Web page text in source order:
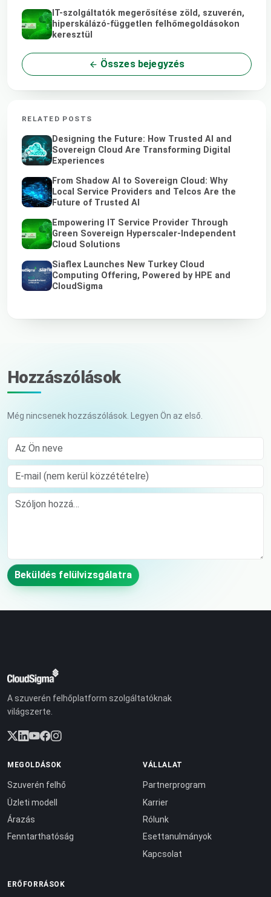
IT-szolgáltatók megerősítése zöld, szuverén,
hiperskálázó-független felhőmegoldásokon
keresztül
Összes bejegyzés
RELATED POSTS
Designing the Future: How Trusted AI and
Sovereign Cloud Are Transforming Digital
Experiences
From Shadow AI to Sovereign Cloud: Why
Local Service Providers and Telcos Are the
Future of Trusted AI
Empowering IT Service Provider Through
Green Sovereign Hyperscaler-Independent
Cloud Solutions
Siaflex Launches New Turkey Cloud
Computing Offering, Powered by HPE and
CloudSigma
Hozzászólások
Még nincsenek hozzászólások. Legyen Ön az első.
Az Ön neve
E-mail (nem kerül közzétételre)
Comment
Beküldés felülvizsgálatra
A szuverén felhőplatform szolgáltatóknak
világszerte.
MEGOLDÁSOK
Szuverén felhő
Üzleti modell
Árazás
Fenntarthatóság
VÁLLALAT
Partnerprogram
Karrier
Rólunk
Esettanulmányok
Kapcsolat
ERŐFORRÁSOK